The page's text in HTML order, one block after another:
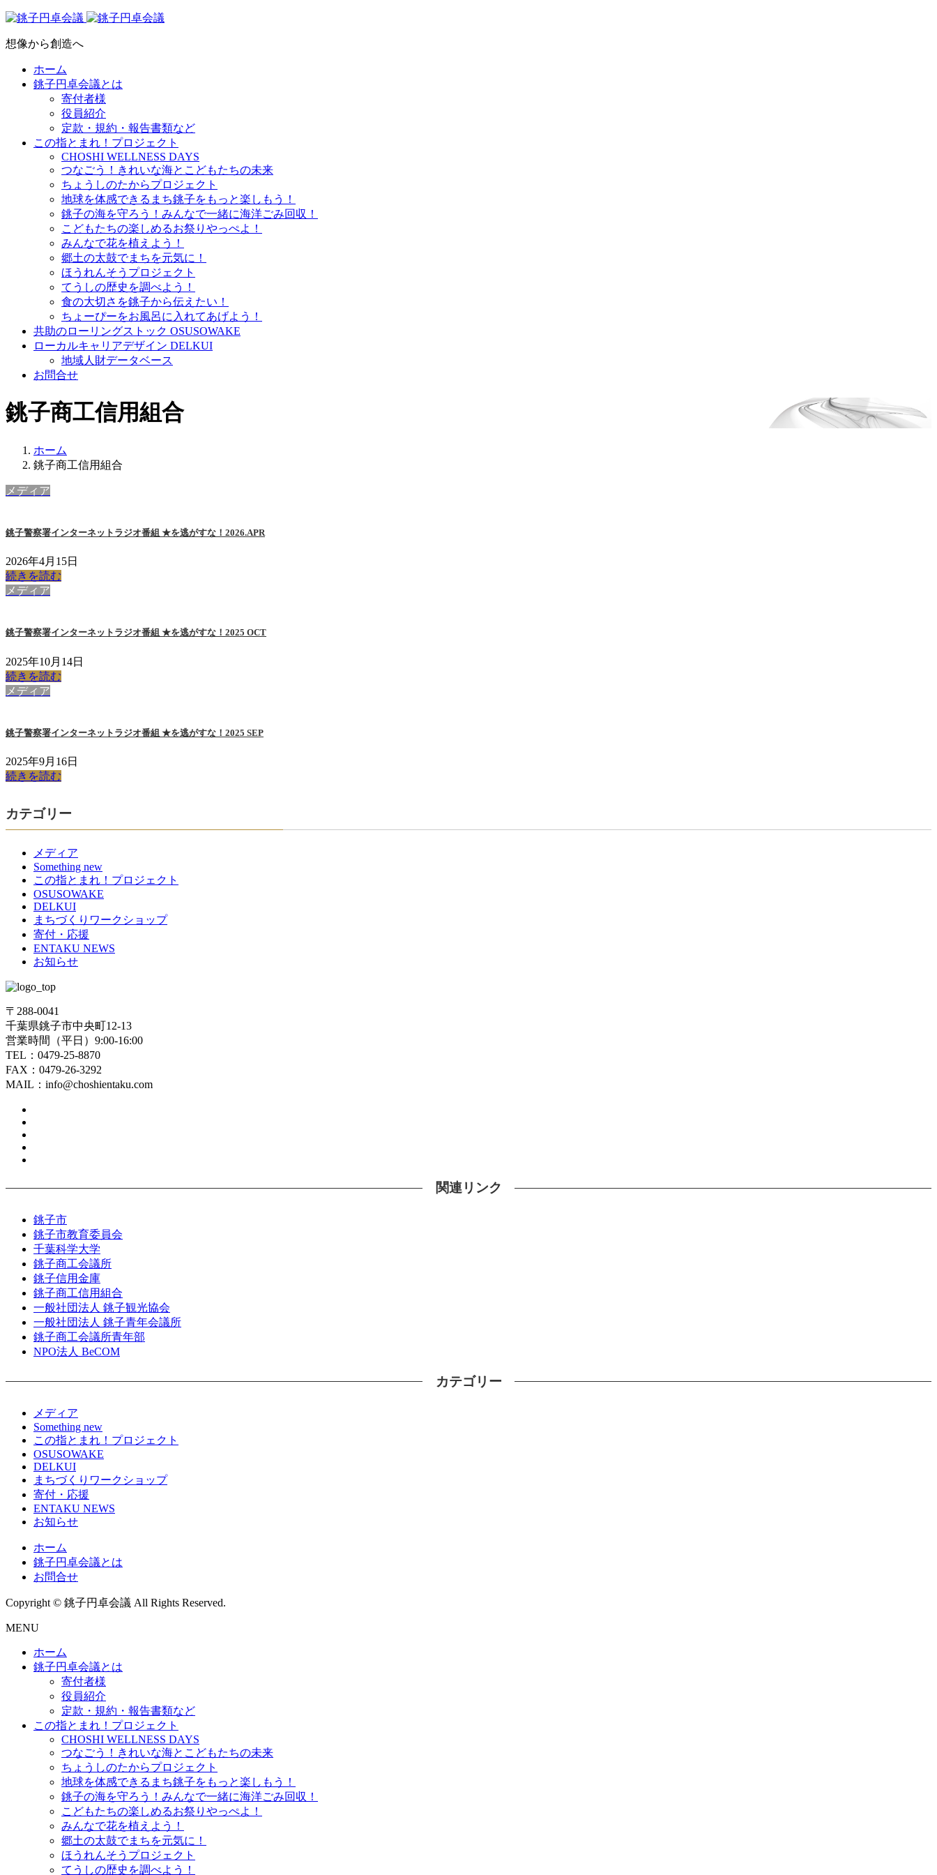
想像から創造へ
ホーム
銚子円卓会議とは
寄付者様
役員紹介
定款・規約・報告書類など
この指とまれ！プロジェクト
CHOSHI WELLNESS DAYS
つなごう！きれいな海とこどもたちの未来
ちょうしのたからプロジェクト
地球を体感できるまち銚子をもっと楽しもう！
銚子の海を守ろう！みんなで一緒に海洋ごみ回収！
こどもたちの楽しめるお祭りやっぺよ！
みんなで花を植えよう！
郷土の太鼓でまちを元気に！
ほうれんそうプロジェクト
てうしの歴史を調べよう！
食の大切さを銚子から伝えたい！
ちょーぴーをお風呂に入れてあげよう！
共助のローリングストック OSUSOWAKE
ローカルキャリアデザイン DELKUI
地域人財データベース
お問合せ
銚子商工信用組合
ホーム
銚子商工信用組合
メディア
銚子警察署インターネットラジオ番組 ★を逃がすな！2026.APR
2026年4月15日
続きを読む
メディア
銚子警察署インターネットラジオ番組 ★を逃がすな！2025 OCT
2025年10月14日
続きを読む
メディア
銚子警察署インターネットラジオ番組 ★を逃がすな！2025 SEP
2025年9月16日
続きを読む
カテゴリー
メディア
Something new
この指とまれ！プロジェクト
OSUSOWAKE
DELKUI
まちづくりワークショップ
寄付・応援
ENTAKU NEWS
お知らせ
〒288-0041
千葉県銚子市中央町12-13
営業時間（平日）9:00-16:00
TEL：0479-25-8870
FAX：0479-26-3292
MAIL：info@choshientaku.com
関連リンク
銚子市
銚子市教育委員会
千葉科学大学
銚子商工会議所
銚子信用金庫
銚子商工信用組合
一般社団法人 銚子観光協会
一般社団法人 銚子青年会議所
銚子商工会議所青年部
NPO法人 BeCOM
カテゴリー
メディア
Something new
この指とまれ！プロジェクト
OSUSOWAKE
DELKUI
まちづくりワークショップ
寄付・応援
ENTAKU NEWS
お知らせ
ホーム
銚子円卓会議とは
お問合せ
Copyright © 銚子円卓会議 All Rights Reserved.
MENU
ホーム
銚子円卓会議とは
寄付者様
役員紹介
定款・規約・報告書類など
この指とまれ！プロジェクト
CHOSHI WELLNESS DAYS
つなごう！きれいな海とこどもたちの未来
ちょうしのたからプロジェクト
地球を体感できるまち銚子をもっと楽しもう！
銚子の海を守ろう！みんなで一緒に海洋ごみ回収！
こどもたちの楽しめるお祭りやっぺよ！
みんなで花を植えよう！
郷土の太鼓でまちを元気に！
ほうれんそうプロジェクト
てうしの歴史を調べよう！